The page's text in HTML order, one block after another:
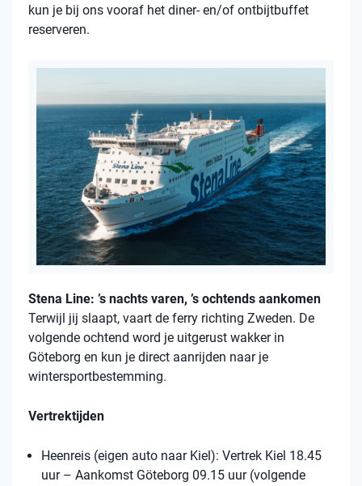
kun je bij ons vooraf het diner- en/of ontbijtbuffet
reserveren.
Stena Line: ’s nachts varen, ’s ochtends aankomen
Terwijl jij slaapt, vaart de ferry richting Zweden. De
volgende ochtend word je uitgerust wakker in
Göteborg en kun je direct aanrijden naar je
wintersportbestemming.
Vertrektijden
Heenreis (eigen auto naar Kiel): Vertrek Kiel 18.45
uur – Aankomst Göteborg 09.15 uur (volgende